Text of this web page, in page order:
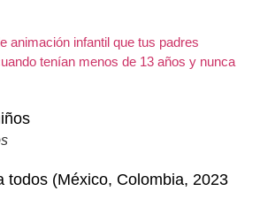
animación infantil que tus padres
tenían menos de 13 años y nunca
todos (México, Colombia, 2023